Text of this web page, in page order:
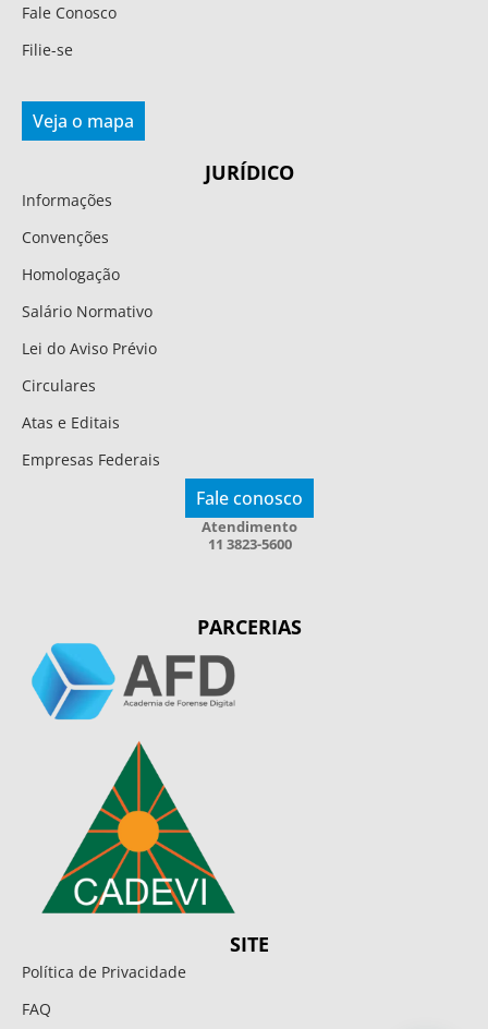
Fale Conosco
Filie-se
Veja o mapa
JURÍDICO
Informações
Convenções
Homologação
Salário Normativo
Lei do Aviso Prévio
Circulares
Atas e Editais
Empresas Federais
Fale conosco
Atendimento
11 3823-5600
PARCERIAS
SITE
Política de Privacidade
FAQ